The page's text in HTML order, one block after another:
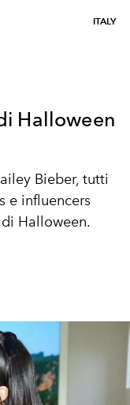
ITALY
Halloween
Bieber, tutti
e influencers
Halloween.